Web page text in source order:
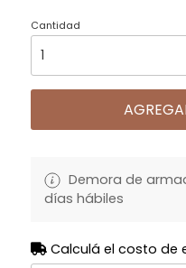
Cantidad
Demora de
días hábiles
Calculá el costo de